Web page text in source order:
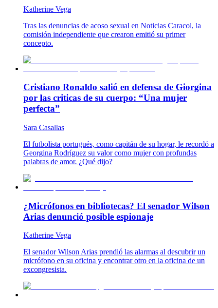
Katherine Vega
Tras las denuncias de acoso sexual en Noticias Caracol, la
comisión independiente que crearon emitió su primer
concepto.
Cristiano Ronaldo salió en defensa de Giorgina
por las criticas de su cuerpo: “Una mujer
perfecta”
Sara Casallas
El futbolista portugués, como capitán de su hogar, le recordó a
Georgina Rodríguez su valor como mujer con profundas
palabras de amor. ¿Qué dijo?
¿Micrófonos en bibliotecas? El senador Wilson
Arias denunció posible espionaje
Katherine Vega
El senador Wilson Arias prendió las alarmas al descubrir un
micrófono en su oficina y encontrar otro en la oficina de un
excongresista.